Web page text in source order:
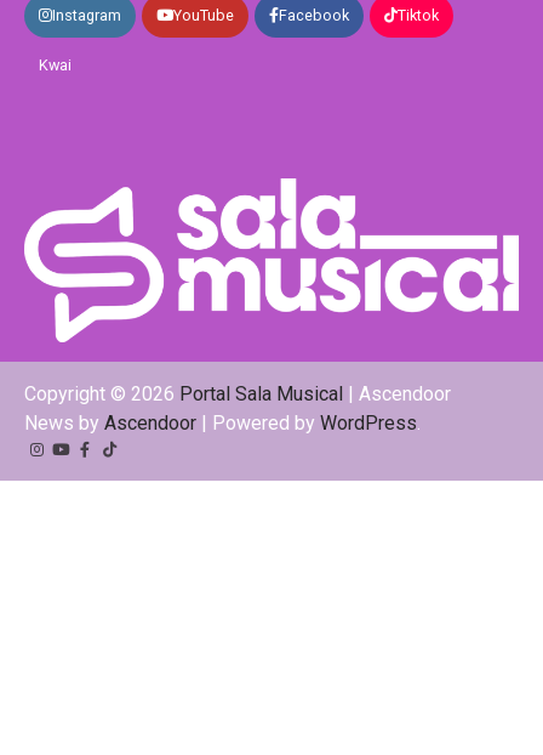
Instagram YouTube Facebook Tiktok
Kwai
Copyright © 2026 Portal Sala Musical | Ascendoor
News by Ascendoor | Powered by WordPress.
Instagram
YouTube
Facebook
Tiktok